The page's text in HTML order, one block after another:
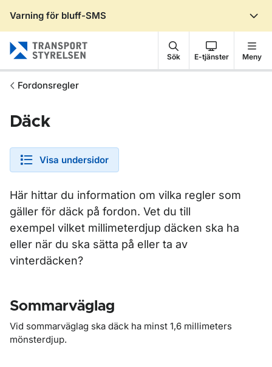
Varning för bluff-SMS
Sök E-tjänster Meny
Fordonsregler
Däck
Visa undersidor
Här hittar du information om vilka regler som
gäller för däck på fordon. Vet du till
exempel vilket millimeterdjup däcken ska ha
eller när du ska sätta på eller ta av
vinterdäcken?
Sommarväglag
Vid sommarväglag ska däck ha minst 1,6 millimeters
mönsterdjup.